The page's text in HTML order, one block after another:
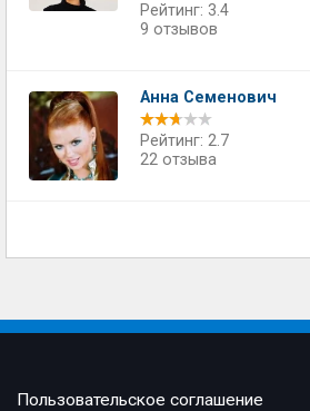
Рейтинг: 3.4
9 отзывов
Анна Семенович
Рейтинг: 2.7
22 отзыва
Пользовательское соглашение